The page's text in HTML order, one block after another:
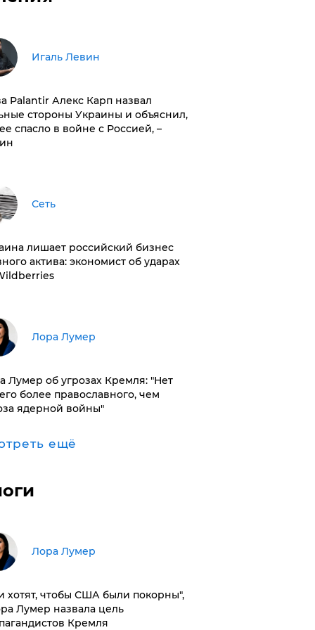
Игаль Левин
Palantir Алекс Карп назвал
стороны Украины и объяснил,
спасло в войне с Россией, –
Сеть
лишает российский бизнес
актива: экономист об ударах
​Лора Лумер
Лумер об угрозах Кремля: "Нет
более православного, чем
ядерной войны"
ещё
​Лора Лумер
хотят, чтобы США были покорны",
Лумер назвала цель
Кремля